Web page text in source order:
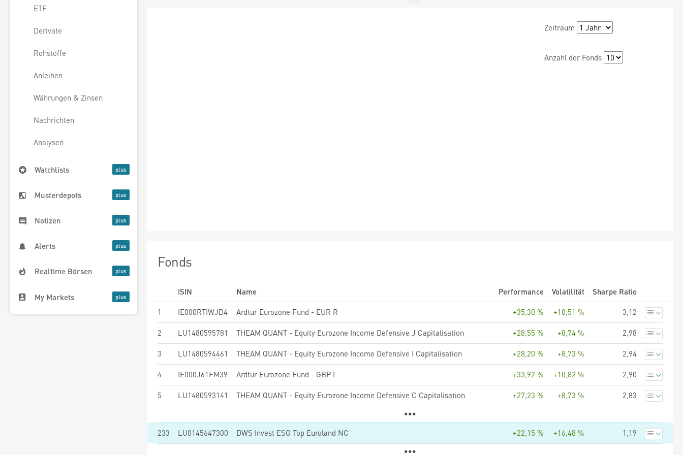
ETF
Derivate
Rohstoffe
Anleihen
Währungen & Zinsen
Nachrichten
Analysen
Watchlists
Musterdepots
Notizen
Alerts
Realtime Börsen
My Markets
Zeitraum
Anzahl der Fonds
Fonds
ISIN Name Performance Volatilität
Sharpe Ratio
1
IE000RTIWJD4 Ardtur Eurozone Fund - EUR R +35,30 % +10,51 % 3,12
2 LU1480595781 THEAM QUANT - Equity Eurozone Income Defensive J Capitalisation +28,55 % +8,74 % 2,98
3 LU1480594461 THEAM QUANT - Equity Eurozone Income Defensive I Capitalisation +28,20 % +8,73 % 2,94
4 IE000J61FM39 Ardtur Eurozone Fund - GBP I +33,92 % +10,82 % 2,90
5 LU1480593141 THEAM QUANT - Equity Eurozone Income Defensive C Capitalisation +27,23 % +8,73 % 2,83
233 LU0145647300 DWS Invest ESG Top Euroland NC +22,15 % +16,48 % 1,19